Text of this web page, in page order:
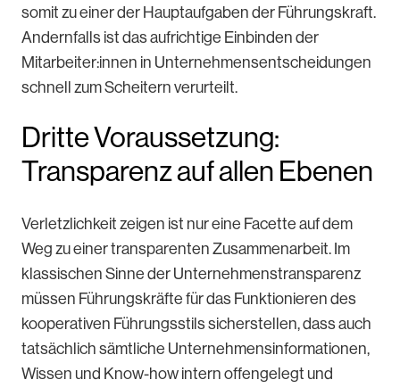
somit zu einer der Hauptaufgaben der Führungskraft.
Andernfalls ist das aufrichtige Einbinden der
Mitarbeiter:innen in Unternehmensentscheidungen
schnell zum Scheitern verurteilt.
Dritte Voraussetzung:
Transparenz auf allen Ebenen
Verletzlichkeit zeigen ist nur eine Facette auf dem
Weg zu einer transparenten Zusammenarbeit. Im
klassischen Sinne der Unternehmenstransparenz
müssen Führungskräfte für das Funktionieren des
kooperativen Führungsstils sicherstellen, dass auch
tatsächlich sämtliche Unternehmensinformationen,
Wissen und Know-how intern offengelegt und